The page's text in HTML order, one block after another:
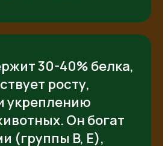
30-40% белка,
росту,
укреплению
Он богат
(группы B, E),